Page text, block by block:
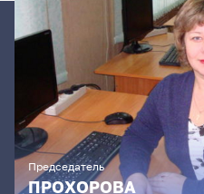
Председатель
ПРОХОРОВА